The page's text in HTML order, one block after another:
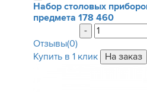
Набор столовых
предмета 178 460
-
Отзывы(0)
Купить в 1 клик